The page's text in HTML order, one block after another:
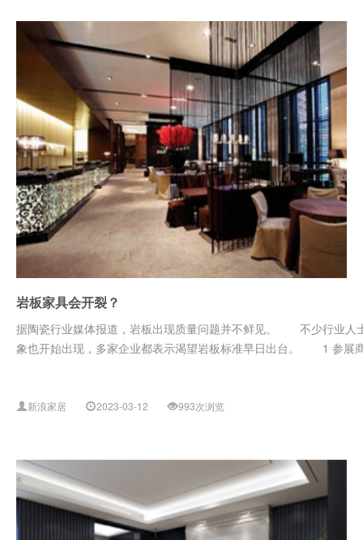
岩板家具会开裂？
据陶瓷行业媒体报道，岩板出现质量问题并不鲜见。 不少行业人
象也开始出现，多家企业都表示渴望岩板标准早日出台。 1 参
新浪家居 2023-03-12 993次浏览